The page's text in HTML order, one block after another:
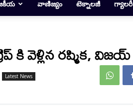
వాణిజ్యం టెక్నాలజీ గ్యాలరీ
Latest News
కి వెళ్లిన రష్మిక, విజయ్